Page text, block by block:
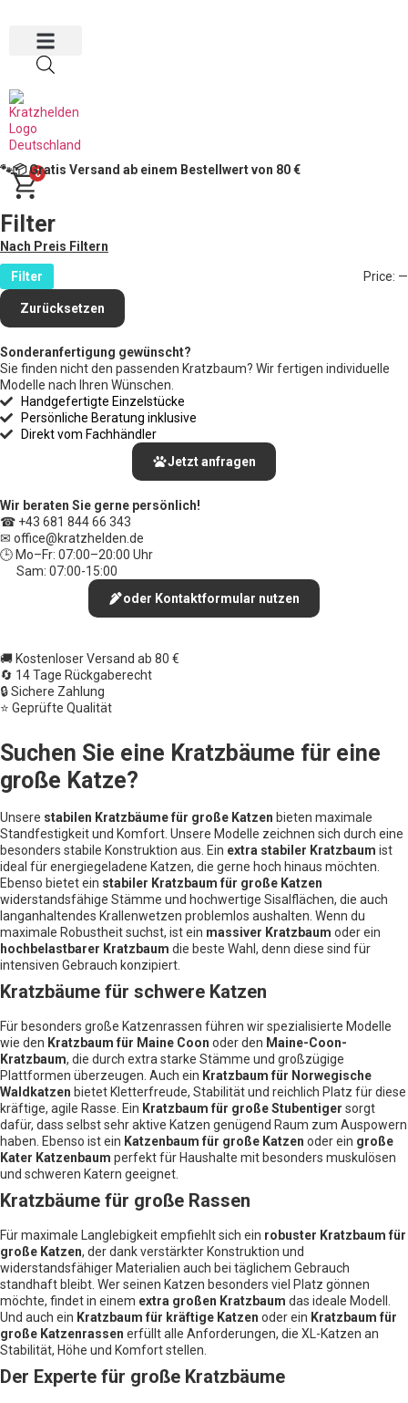
0
🐾📦 Gratis Versand ab einem Bestellwert von 80 €
Filter
Nach Preis Filtern
Filter Price: —
Zurücksetzen
Sonderanfertigung gewünscht?
Sie finden nicht den passenden Kratzbaum? Wir fertigen individuelle
Modelle nach Ihren Wünschen.
Handgefertigte Einzelstücke
Persönliche Beratung inklusive
Direkt vom Fachhändler
Jetzt anfragen
Wir beraten Sie gerne persönlich!
☎ +43 681 844 66 343
✉ office@kratzhelden.de
🕒 Mo–Fr: 07:00–20:00 Uhr
Sam: 07:00-15:00
oder Kontaktformular nutzen
🚚 Kostenloser Versand ab 80 €
🔄 14 Tage Rückgaberecht
🔒 Sichere Zahlung
⭐ Geprüfte Qualität
Suchen Sie eine Kratzbäume für eine
große Katze?
Unsere stabilen Kratzbäume für große Katzen bieten maximale
Standfestigkeit und Komfort. Unsere Modelle zeichnen sich durch eine
besonders stabile Konstruktion aus. Ein extra stabiler Kratzbaum ist
ideal für energiegeladene Katzen, die gerne hoch hinaus möchten.
Ebenso bietet ein stabiler Kratzbaum für große Katzen
widerstandsfähige Stämme und hochwertige Sisalflächen, die auch
langanhaltendes Krallenwetzen problemlos aushalten. Wenn du
maximale Robustheit suchst, ist ein massiver Kratzbaum oder ein
hochbelastbarer Kratzbaum die beste Wahl, denn diese sind für
intensiven Gebrauch konzipiert.
Kratzbäume für schwere Katzen
Für besonders große Katzenrassen führen wir spezialisierte Modelle
wie den Kratzbaum für Maine Coon oder den Maine-Coon-
Kratzbaum, die durch extra starke Stämme und großzügige
Plattformen überzeugen. Auch ein Kratzbaum für Norwegische
Waldkatzen bietet Kletterfreude, Stabilität und reichlich Platz für diese
kräftige, agile Rasse. Ein Kratzbaum für große Stubentiger sorgt
dafür, dass selbst sehr aktive Katzen genügend Raum zum Auspowern
haben. Ebenso ist ein Katzenbaum für große Katzen oder ein große
Kater Katzenbaum perfekt für Haushalte mit besonders muskulösen
und schweren Katern geeignet.
Kratzbäume für große Rassen
Für maximale Langlebigkeit empfiehlt sich ein robuster Kratzbaum für
große Katzen, der dank verstärkter Konstruktion und
widerstandsfähiger Materialien auch bei täglichem Gebrauch
standhaft bleibt. Wer seinen Katzen besonders viel Platz gönnen
möchte, findet in einem extra großen Kratzbaum das ideale Modell.
Und auch ein Kratzbaum für kräftige Katzen oder ein Kratzbaum für
große Katzenrassen erfüllt alle Anforderungen, die XL-Katzen an
Stabilität, Höhe und Komfort stellen.
Der Experte für große Kratzbäume